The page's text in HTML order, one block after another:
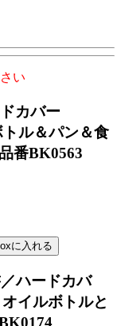
い
ドカバー
ル＆パン＆食
品番BK0563
ハードカバ
ルボトルと